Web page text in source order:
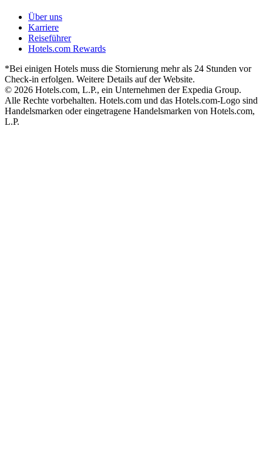
Über uns
Karriere
Reiseführer
Hotels.com Rewards
*Bei einigen Hotels muss die Stornierung mehr als 24 Stunden vor
Check-in erfolgen. Weitere Details auf der Website.
© 2026 Hotels.com, L.P., ein Unternehmen der Expedia Group.
Alle Rechte vorbehalten. Hotels.com und das Hotels.com-Logo sind
Handelsmarken oder eingetragene Handelsmarken von Hotels.com,
L.P.